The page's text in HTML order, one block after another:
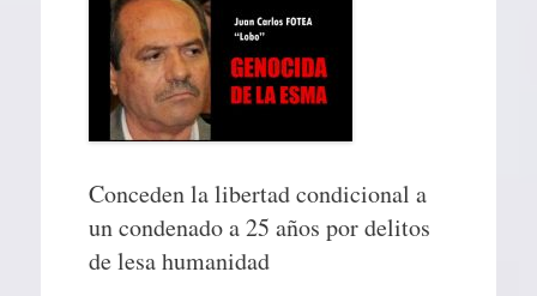
Conceden la libertad condicional a
un condenado a 25 años por delitos
de lesa humanidad